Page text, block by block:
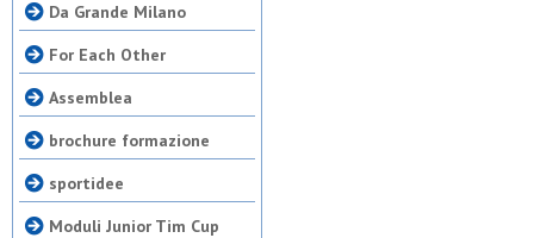
Da Grande Milano
For Each Other
Assemblea
brochure formazione
sportidee
Moduli Junior Tim Cup